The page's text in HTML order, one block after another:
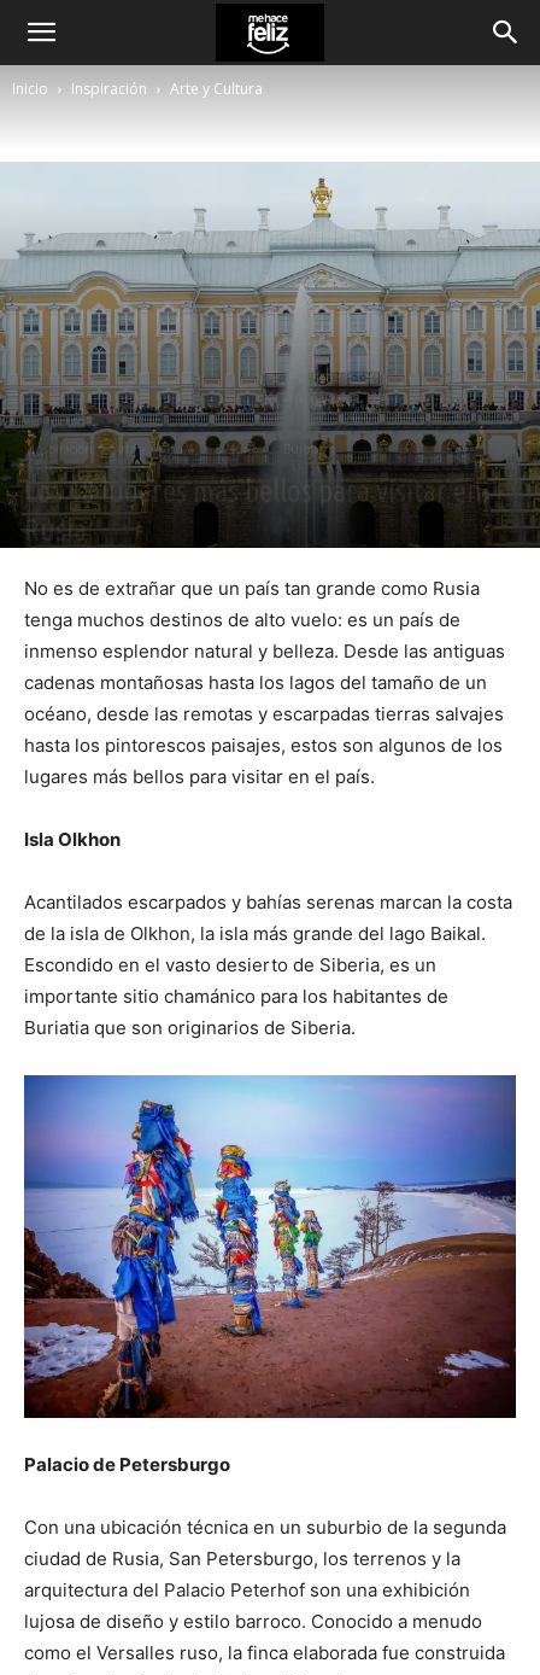
Inicio Inspiración Arte y Cultura
Inspiración Arte y Cultura Destinos Europa
Los 18 lugares más bellos para visitar en
Rusia
No es de extrañar que un país tan grande como Rusia
tenga muchos destinos de alto vuelo: es un país de
inmenso esplendor natural y belleza. Desde las antiguas
cadenas montañosas hasta los lagos del tamaño de un
océano, desde las remotas y escarpadas tierras salvajes
hasta los pintorescos paisajes, estos son algunos de los
lugares más bellos para visitar en el país.
Isla Olkhon
Acantilados escarpados y bahías serenas marcan la costa
de la isla de Olkhon, la isla más grande del lago Baikal.
Escondido en el vasto desierto de Siberia, es un
importante sitio chamánico para los habitantes de
Buriatia que son originarios de Siberia.
Palacio de Petersburgo
Con una ubicación técnica en un suburbio de la segunda
ciudad de Rusia, San Petersburgo, los terrenos y la
arquitectura del Palacio Peterhof son una exhibición
lujosa de diseño y estilo barroco. Conocido a menudo
como el Versalles ruso, la finca elaborada fue construida